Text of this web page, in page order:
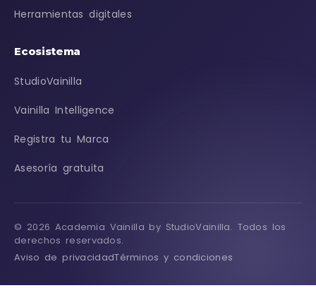
Herramientas digitales
Ecosistema
StudioVainilla
Vainilla Intelligence
Registra tu Marca
Asesoría gratuita
© 2026 Academia Vainilla by StudioVainilla. Todos los
derechos reservados.
Aviso de privacidadTérminos y condiciones